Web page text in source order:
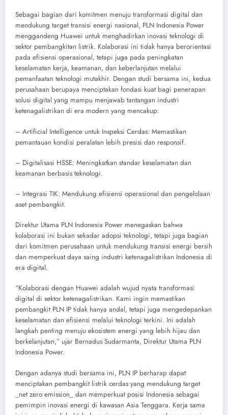
Sebagai bagian dari komitmen menuju transformasi digital dan
mendukung target transisi energi nasional, PLN Indonesia Power
menggandeng Huawei untuk menghadirkan inovasi teknologi di
sektor pembangkitan listrik. Kolaborasi ini tidak hanya berorientasi
pada efisiensi operasional, tetapi juga pada peningkatan
keselamatan kerja, keamanan, dan keberlanjutan melalui
pemanfaatan teknologi mutakhir. Dengan studi bersama ini, kedua
perusahaan berupaya menciptakan fondasi kuat bagi penerapan
solusi digital yang mampu menjawab tantangan industri
ketenagalistrikan di era modern yang mencakup:
– Artificial Intelligence untuk Inspeksi Cerdas: Memastikan
pemantauan kondisi peralatan lebih presisi dan responsif.
– Digitalisasi HSSE: Meningkatkan standar keselamatan dan
keamanan berbasis teknologi.
– Integrasi TIK: Mendukung efisiensi operasional dan pengelolaan
aset pembangkit.
Direktur Utama PLN Indonesia Power menegaskan bahwa
kolaborasi ini bukan sekadar adopsi teknologi, tetapi juga bagian
dari komitmen perusahaan untuk mendukung transisi energi bersih
dan memperkuat daya saing industri ketenagalistrikan Indonesia di
era digital.
“Kolaborasi dengan Huawei adalah wujud nyata transformasi
digital di sektor ketenagalistrikan. Kami ingin memastikan
pembangkit PLN IP tidak hanya andal, tetapi juga mengedepankan
keselamatan dan efisiensi melalui teknologi terkini. Ini adalah
langkah penting menuju ekosistem energi yang lebih hijau dan
berkelanjutan,” ujar Bernadus Sudarmanta, Direktur Utama PLN
Indonesia Power.
Dengan adanya studi bersama ini, PLN IP berharap dapat
menciptakan pembangkit listrik cerdas yang mendukung target
_net zero emission_ dan memperkuat posisi Indonesia sebagai
pemimpin inovasi energi di kawasan Asia Tenggara. Kerja sama